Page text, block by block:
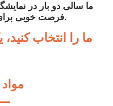
ما سالی دو بار در
فرصت خوبی برای گفتگو رو در رو با شماست.
ما را انتخاب
مواد